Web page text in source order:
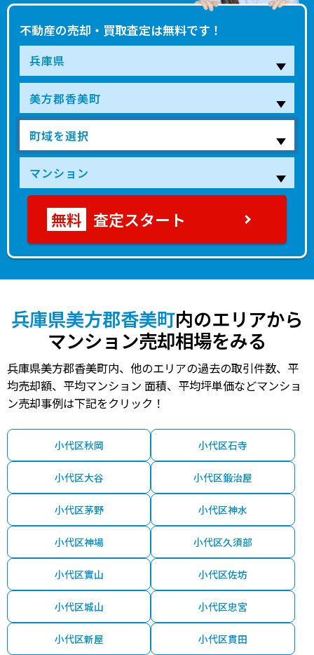
不動産の売却・買取査定は無料です！
査定スタート
兵庫県美方郡香美町内のエリアから
マンション売却相場をみる
兵庫県美方郡香美町内、他のエリアの過去の取引件数、平
均売却額、平均マンション 面積、平均坪単価などマンショ
ン売却事例は下記をクリック！
小代区秋岡 小代区石寺
小代区大谷 小代区鍛治屋
小代区茅野 小代区神水
小代区神場 小代区久須部
小代区實山 小代区佐坊
小代区城山 小代区忠宮
小代区新屋 小代区貫田